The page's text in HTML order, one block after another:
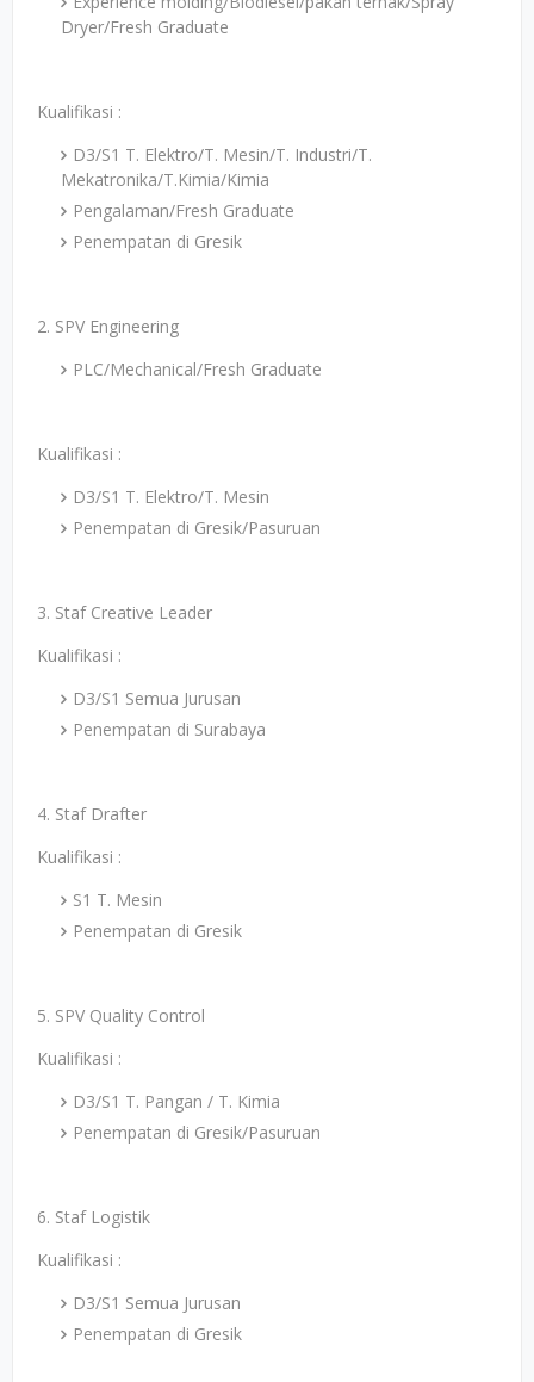
Dryer/Fresh Graduate
Kualifikasi :
D3/S1 T. Elektro/T. Mesin/T. Industri/T.
Mekatronika/T.Kimia/Kimia
Pengalaman/Fresh Graduate
Penempatan di Gresik
2. SPV Engineering
PLC/Mechanical/Fresh Graduate
Kualifikasi :
D3/S1 T. Elektro/T. Mesin
Penempatan di Gresik/Pasuruan
3. Staf Creative Leader
Kualifikasi :
D3/S1 Semua Jurusan
Penempatan di Surabaya
4. Staf Drafter
Kualifikasi :
S1 T. Mesin
Penempatan di Gresik
5. SPV Quality Control
Kualifikasi :
D3/S1 T. Pangan / T. Kimia
Penempatan di Gresik/Pasuruan
6. Staf Logistik
Kualifikasi :
D3/S1 Semua Jurusan
Penempatan di Gresik